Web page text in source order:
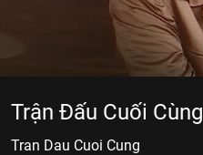
Trận Đấu Cuối Cùng
Tran Dau Cuoi Cung